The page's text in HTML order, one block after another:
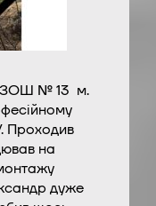
ЗОШ № 13 м.
Проходив
на
дуже